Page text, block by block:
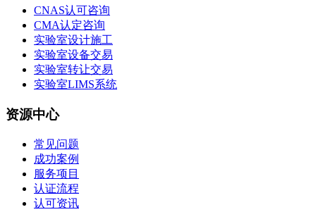
CNAS认可咨询
CMA认定咨询
实验室设计施工
实验室设备交易
实验室转让交易
实验室LIMS系统
资源中心
常见问题
成功案例
服务项目
认证流程
认可资讯